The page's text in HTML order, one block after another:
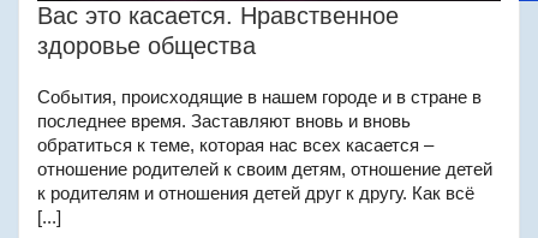
Вас это касается. Нравственное
здоровье общества
События, происходящие в нашем городе и в стране в
последнее время. Заставляют вновь и вновь
обратиться к теме, которая нас всех касается –
отношение родителей к своим детям, отношение детей
к родителям и отношения детей друг к другу. Как всё
[...]